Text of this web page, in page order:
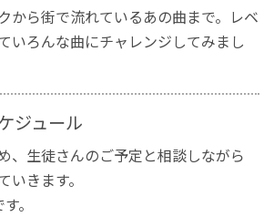
から街で流れているあの曲まで。レベ
いろんな曲にチャレンジしてみまし
ジュール
、生徒さんのご予定と相談しながら
いきます。
。